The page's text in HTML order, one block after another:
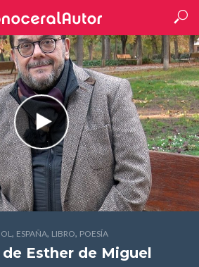
, ESPAÑA, LIBRO, POESÍA
Estherde Miguel